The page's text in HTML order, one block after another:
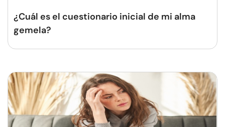
¿Cuál es el cuestionario inicial de mi alma
gemela?